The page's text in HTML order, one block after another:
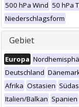
500 hPa Wind 50 hPa
Niederschlagsform
Gebiet
Europa
Deutschland
Afrika Ostasien
Italien/Balkan Spanien